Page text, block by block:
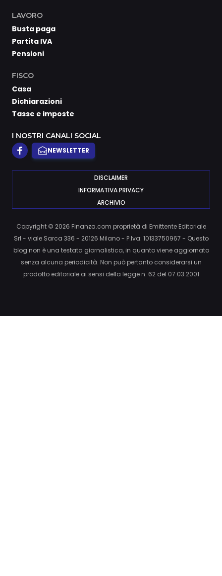
LAVORO
Busta paga
Partita IVA
Pensioni
FISCO
Casa
Dichiarazioni
Tasse e imposte
I NOSTRI CANALI SOCIAL
NEWSLETTER
DISCLAIMER
INFORMATIVA PRIVACY
ARCHIVIO
Copyright © 2026 Finanza.com proprietà di Emittente Editoriale
Srl - viale Sarca 336 - 20126 Milano - P.Iva: 10133750967 - Questo
blog non è una testata giornalistica, in quanto viene aggiornato
senza alcuna periodicità. Non può pertanto considerarsi un
prodotto editoriale ai sensi della legge n. 62 del 07.03.2001